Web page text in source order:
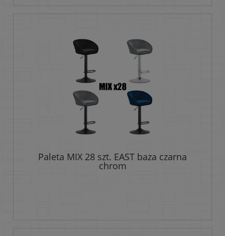
Paleta MIX 28 szt. EAST baza czarna
chrom